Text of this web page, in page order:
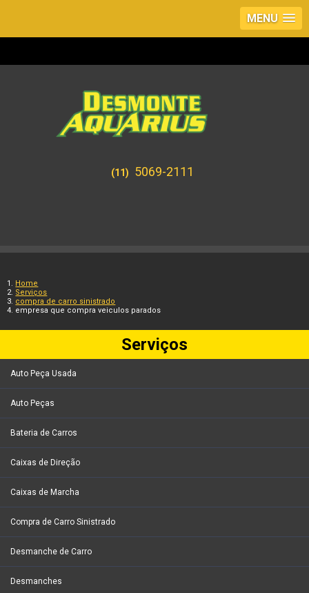
MENU
(11) 5069-2111
Home
Serviços
compra de carro sinistrado
empresa que compra veiculos parados
Serviços
Auto Peça Usada
Auto Peças
Bateria de Carros
Caixas de Direção
Caixas de Marcha
Compra de Carro Sinistrado
Desmanche de Carro
Desmanches